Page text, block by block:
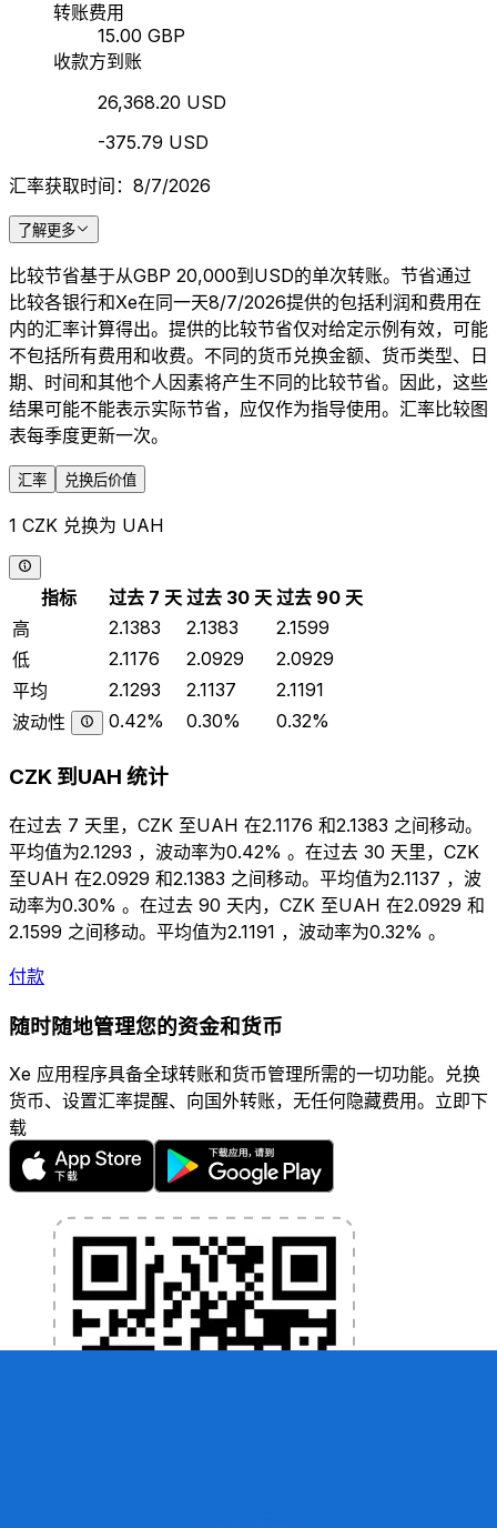
转账费用
15.00 GBP
收款方到账
26,368.20 USD
-375.79 USD
汇率获取时间：8/7/2026
了解更多
比较节省基于从GBP 20,000到USD的单次转账。节省通过
比较各银行和Xe在同一天8/7/2026提供的包括利润和费用在
内的汇率计算得出。提供的比较节省仅对给定示例有效，可能
不包括所有费用和收费。不同的货币兑换金额、货币类型、日
期、时间和其他个人因素将产生不同的比较节省。因此，这些
结果可能不能表示实际节省，应仅作为指导使用。汇率比较图
表每季度更新一次。
汇率 兑换后价值
1 CZK 兑换为 UAH
指标 过去 7 天 过去 30 天 过去 90 天
高
2.1383 2.1383
2.1599
低
2.1176 2.0929
2.0929
平均
2.1293 2.1137
2.1191
波动性
0.42% 0.30% 0.32%
CZK 到UAH 统计
在过去 7 天里，CZK 至UAH 在2.1176 和2.1383 之间移动。
平均值为2.1293 ，波动率为0.42% 。在过去 30 天里，CZK
至UAH 在2.0929 和2.1383 之间移动。平均值为2.1137 ，波
动率为0.30% 。在过去 90 天内，CZK 至UAH 在2.0929 和
2.1599 之间移动。平均值为2.1191 ，波动率为0.32% 。
付款
随时随地管理您的资金和货币
Xe 应用程序具备全球转账和货币管理所需的一切功能。兑换
货币、设置汇率提醒、向国外转账，无任何隐藏费用。立即下
载